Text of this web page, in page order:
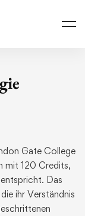
Gate College
mit 120 Credits,
Das
ihr Verständnis